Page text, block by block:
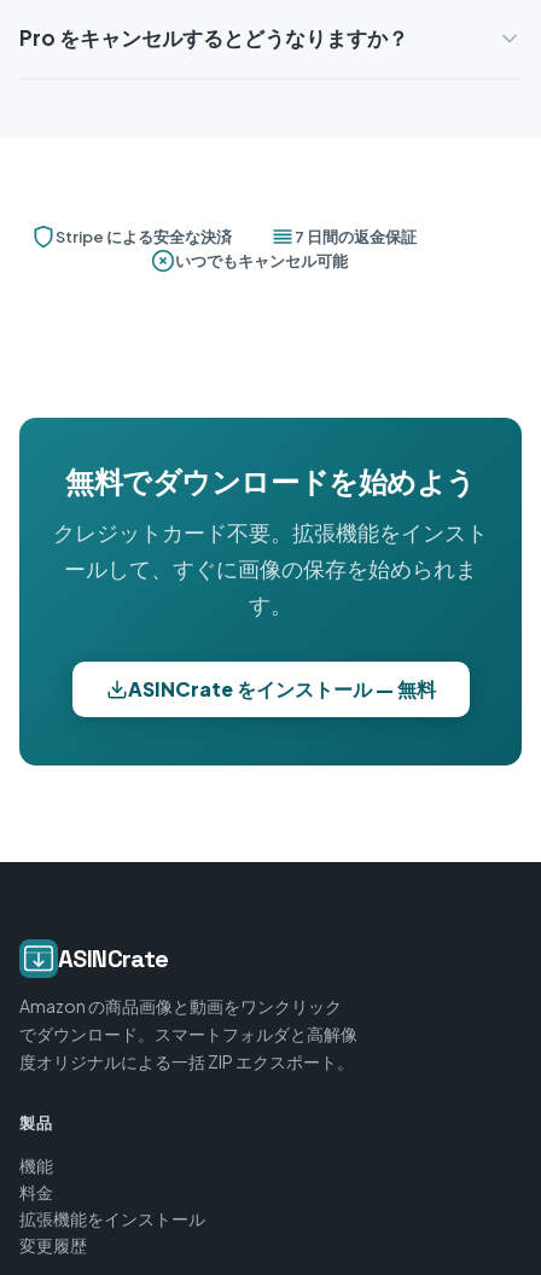
Pro をキャンセルするとどうなりますか？
Stripe による安全な決済
7 日間の返金保証
いつでもキャンセル可能
無料でダウンロードを始めよう
クレジットカード不要。拡張機能をインスト
ールして、すぐに画像の保存を始められま
す。
ASINCrate をインストール — 無料
ASINCrate
Amazon の商品画像と動画をワンクリック
でダウンロード。スマートフォルダと高解像
度オリジナルによる一括 ZIP エクスポート。
製品
機能
料金
拡張機能をインストール
変更履歴